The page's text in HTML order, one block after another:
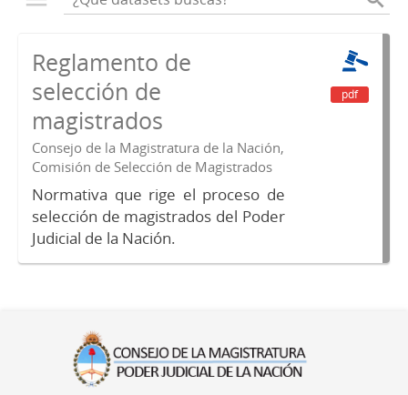
Reglamento de
selección de
magistrados
Consejo de la Magistratura de la Nación,
Comisión de Selección de Magistrados
Normativa que rige el proceso de
selección de magistrados del Poder
Judicial de la Nación.
pdf